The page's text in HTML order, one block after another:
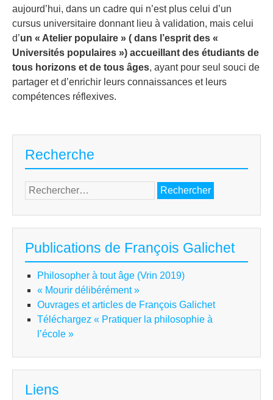
aujourd’hui, dans un cadre qui n’est plus celui d’un
cursus universitaire donnant lieu à validation, mais celui
d’un « Atelier populaire » ( dans l’esprit des «
Universités populaires ») accueillant des étudiants de
tous horizons et de tous âges, ayant pour seul souci de
partager et d’enrichir leurs connaissances et leurs
compétences réflexives.
Recherche
Rechercher :
Publications de François Galichet
Philosopher à tout âge (Vrin 2019)
« Mourir délibérément »
Ouvrages et articles de François Galichet
Téléchargez « Pratiquer la philosophie à
l’école »
Liens